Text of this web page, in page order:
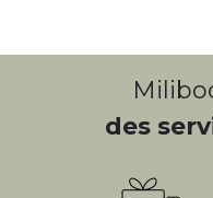
des